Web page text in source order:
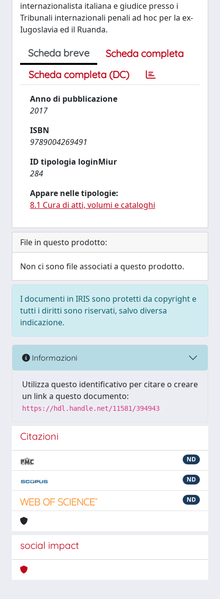
internazionalista italiana e giudice presso i
Tribunali internazionali penali ad hoc per la ex-
Iugoslavia ed il Ruanda.
Scheda breve
Scheda completa
Scheda completa (DC)
Anno di pubblicazione
2017
ISBN
9789004269491
ID tipologia loginMiur
284
Appare nelle tipologie:
8.1 Cura di atti, volumi e cataloghi
File in questo prodotto:
Non ci sono file associati a questo prodotto.
I documenti in IRIS sono protetti da copyright e
tutti i diritti sono riservati, salvo diversa
indicazione.
Informazioni
Utilizza questo identificativo per citare o creare
un link a questo documento:
https://hdl.handle.net/11581/394943
Citazioni
ND
ND
ND
social impact